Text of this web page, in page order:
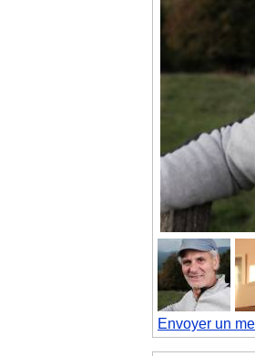
Envoyer un